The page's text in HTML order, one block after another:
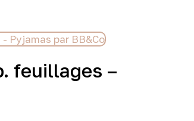
feuillages –